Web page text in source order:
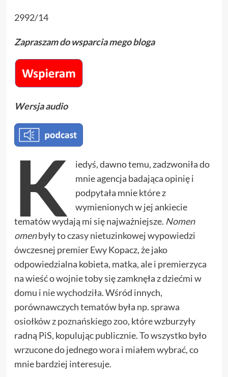
2992/14
Zapraszam do wsparcia mego bloga
Wersja audio
K
iedyś, dawno temu, zadzwoniła do
mnie agencja badająca opinię i
podpytała mnie które z
wymienionych w jej ankiecie
tematów wydają mi się najważniejsze. Nomen
omenbyły to czasy nietuzinkowej wypowiedzi
ówczesnej premier Ewy Kopacz, że jako
odpowiedzialna kobieta, matka, ale i premierzyca
na wieść o wojnie toby się zamknęła z dziećmi w
domu i nie wychodziła. Wśród innych,
porównawczych tematów była np. sprawa
osiołków z poznańskiego zoo, które wzburzyły
radną PiS, kopulując publicznie. To wszystko było
wrzucone do jednego wora i miałem wybrać, co
mnie bardziej interesuje.